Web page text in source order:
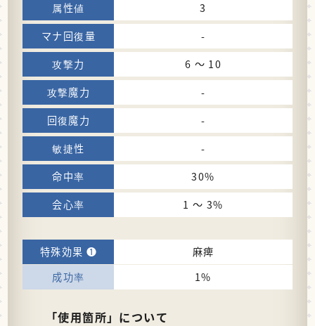
3
-
6 〜 10
-
-
-
30%
1 〜 3%
麻痺
1%
「使用箇所」について